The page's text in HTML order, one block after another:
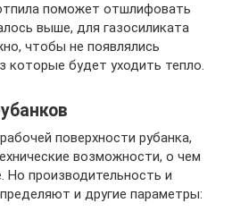
поможет отшлифовать
выше, для газосиликата
чтобы не появлялись
которые будет уходить тепло.
поверхности рубанка,
возможности, о чем
производительность и
и другие параметры: